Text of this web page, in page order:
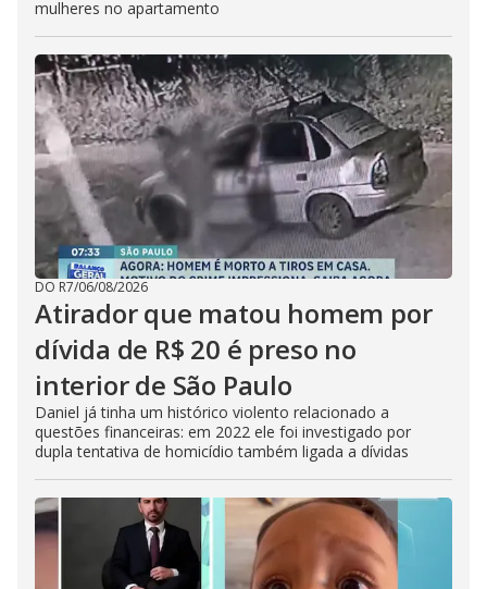
mulheres no apartamento
DO R7/06/08/2026
Atirador que matou homem por
dívida de R$ 20 é preso no
interior de São Paulo
Daniel já tinha um histórico violento relacionado a
questões financeiras: em 2022 ele foi investigado por
dupla tentativa de homicídio também ligada a dívidas